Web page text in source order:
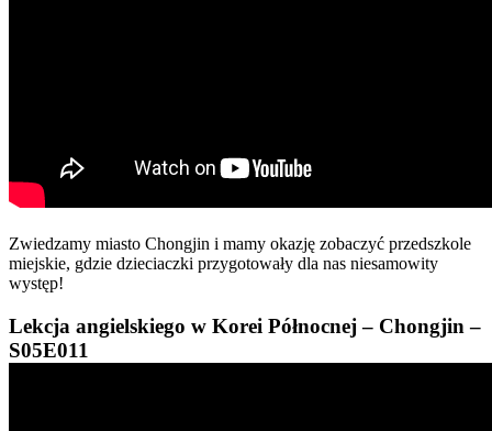
Zwiedzamy miasto Chongjin i mamy okazję zobaczyć przedszkole
miejskie, gdzie dzieciaczki przygotowały dla nas niesamowity
występ!
Lekcja angielskiego w Korei Północnej – Chongjin –
S05E011